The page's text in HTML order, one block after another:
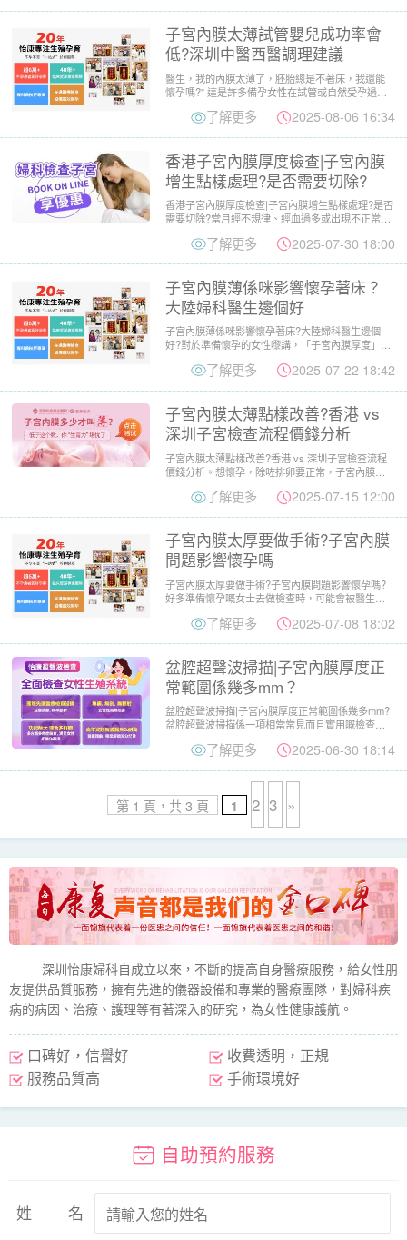
子宮內膜太薄試管嬰兒成功率會
低?深圳中醫西醫調理建議
醫生，我的內膜太薄了，胚胎總是不著床，我還能
懷孕嗎?” 這是許多備孕女性在試管或自然受孕過程
了解更多 2025-08-06 16:34
香港子宮內膜厚度檢查|子宮內膜
增生點樣處理?是否需要切除?
香港子宮內膜厚度檢查|子宮內膜增生點樣處理?是否
需要切除?當月經不規律、經血過多或出現不正常出
了解更多 2025-07-30 18:00
子宮內膜薄係咪影響懷孕著床？
大陸婦科醫生邊個好
子宮內膜薄係咪影響懷孕著床?大陸婦科醫生邊個
好?對於準備懷孕的女性嚟講，「子宮內膜厚度」往
了解更多 2025-07-22 18:42
子宮內膜太薄點樣改善?香港 vs
深圳子宮檢查流程價錢分析
子宮內膜太薄點樣改善?香港 vs 深圳子宮檢查流程
價錢分析。想懷孕，除咗排卵要正常，子宮內膜厚
了解更多 2025-07-15 12:00
子宮內膜太厚要做手術?子宮內膜
問題影響懷孕嗎
子宮內膜太厚要做手術?子宮內膜問題影響懷孕嗎?
好多準備懷孕嘅女士去做檢查時，可能會被醫生
了解更多 2025-07-08 18:02
盆腔超聲波掃描|子宮內膜厚度正
常範圍係幾多mm？
盆腔超聲波掃描|子宮內膜厚度正常範圍係幾多mm?
盆腔超聲波掃描係一項相當常見而且實用嘅檢查，
了解更多 2025-06-30 18:14
第 1 頁，共 3 頁 1 2 3 »
深圳怡康婦科自成立以來，不斷的提高自身醫療服務，給女性朋
友提供品質服務，擁有先進的儀器設備和專業的醫療團隊，對婦科疾
病的病因、治療、護理等有著深入的研究，為女性健康護航。
口碑好，信譽好
服務品質高
收費透明，正規
手術環境好
自助預約服務
姓名